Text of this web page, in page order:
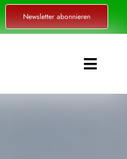
Newsletter abonnieren
Toggle